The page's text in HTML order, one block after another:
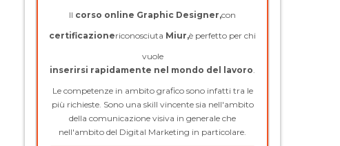
Il corso online Graphic Designer,con
certificazionericonosciuta Miur,è perfetto per chi
vuole
inserirsi rapidamente nel mondo del lavoro.
Le competenze in ambito grafico sono infatti tra le
più richieste. Sono una skill vincente sia nell'ambito
della comunicazione visiva in generale che
nell'ambito del Digital Marketing in particolare.